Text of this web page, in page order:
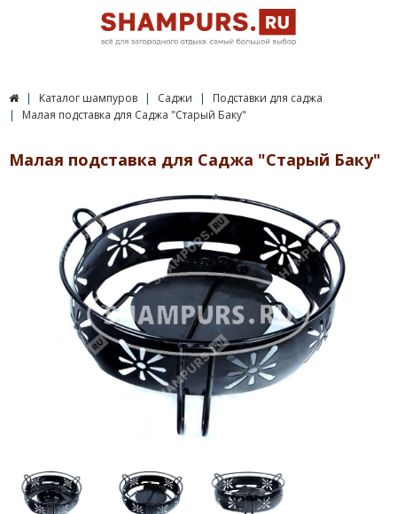
Каталог шампуров Саджи
Подставки для саджа
Малая подставка для Саджа "Старый Баку"
Малая подставка для Саджа "Старый Баку"